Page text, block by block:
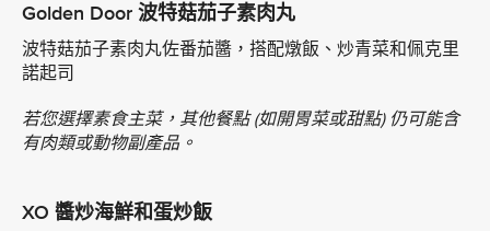
Golden Door 波特菇茄子素肉丸
波特菇茄子素肉丸佐番茄醬，搭配燉飯、炒青菜和佩克里
諾起司
若您選擇素食主菜，其他餐點 (如開胃菜或甜點) 仍可能含
有肉類或動物副產品。
XO 醬炒海鮮和蛋炒飯